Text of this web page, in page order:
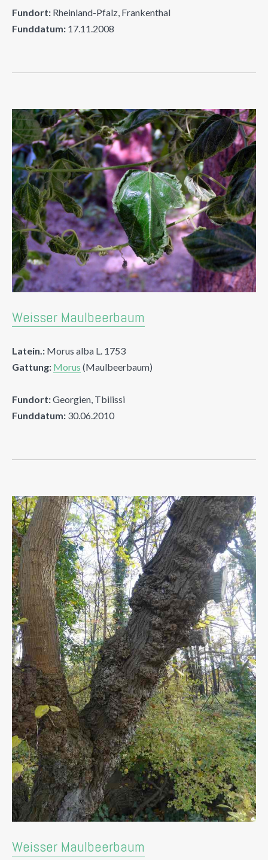
Fundort: Rheinland-Pfalz, Frankenthal
Funddatum: 17.11.2008
Weisser Maulbeerbaum
Latein.: Morus alba L. 1753
Gattung: Morus (Maulbeerbaum)
Fundort:Georgien, Tbilissi
Funddatum: 30.06.2010
Weisser Maulbeerbaum